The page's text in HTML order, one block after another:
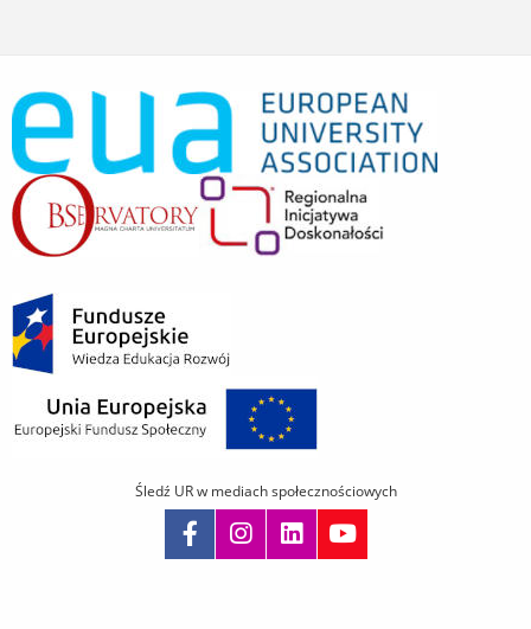
Śledź UR w mediach społecznościowych